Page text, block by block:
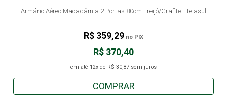
Armário Aéreo Macadâmia 2 Portas 80cm Freijó/Grafite - Telasul
R$ 370,40
em até 12x de R$ 30,87 sem juros
R$ 359,29 no PIX
COMPRAR